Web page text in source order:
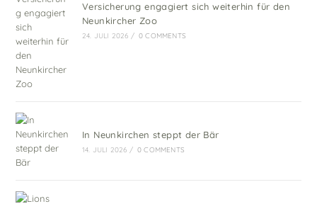
Versicherung engagiert sich weiterhin für den
Neunkircher Zoo
24. JULI 2026 / 0 COMMENTS
In Neunkirchen steppt der Bär
14. JULI 2026 / 0 COMMENTS